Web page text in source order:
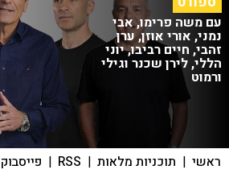
עם משה פרימו, אבי
נמני, אורי אוזן, ערן
זהבי, חיים רביבו, יוני
הללי, לירן שכנר וגילי
ורמוט
ראשי | תוכניות מלאות |
RSS
| פייסבוק